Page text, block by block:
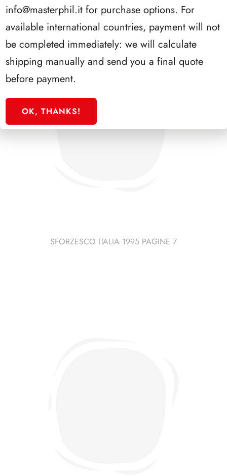
SFORZESCO ITALIA 1995 PAGINE 7
info@masterphil.it for purchase options. For
available international countries, payment will not
be completed immediately: we will calculate
shipping manually and send you a final quote
before payment.
OK, THANKS!